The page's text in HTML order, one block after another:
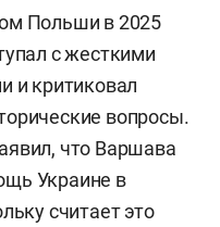
Польши в 2025
с жесткими
и критиковал
вопросы.
что Варшава
Украине в
считает это